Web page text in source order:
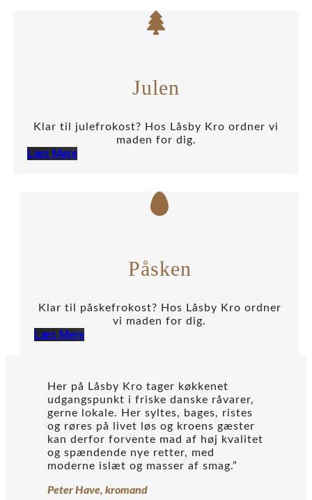
Julen
Klar til julefrokost? Hos Låsby Kro ordner vi
maden for dig.
Læs Mere
Påsken
Klar til påskefrokost? Hos Låsby Kro ordner
vi maden for dig.
Læs Mere
Her på Låsby Kro tager køkkenet
udgangspunkt i friske danske råvarer,
gerne lokale. Her syltes, bages, ristes
og røres på livet løs og kroens gæster
kan derfor forvente mad af høj kvalitet
og spændende nye retter, med
moderne islæt og masser af smag.”
Peter Have, kromand